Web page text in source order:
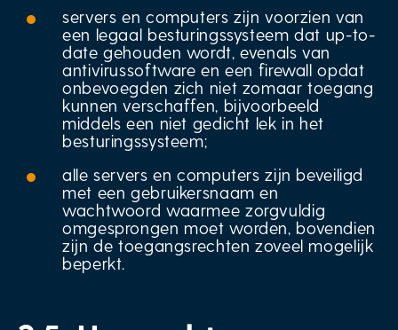
servers en computers zijn voorzien van
een legaal besturingssysteem dat up-to-
date gehouden wordt, evenals van
antivirussoftware en een firewall opdat
onbevoegden zich niet zomaar toegang
kunnen verschaffen, bijvoorbeeld
middels een niet gedicht lek in het
besturingssysteem;
alle servers en computers zijn beveiligd
met een gebruikersnaam en
wachtwoord waarmee zorgvuldig
omgesprongen moet worden, bovendien
zijn de toegangsrechten zoveel mogelijk
beperkt.